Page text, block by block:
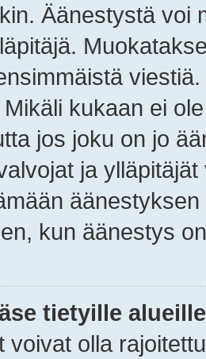
Äänestystä voi
kukaan ei
jos joku on jo
ja
kun äänestys
tietyille
voivat olla